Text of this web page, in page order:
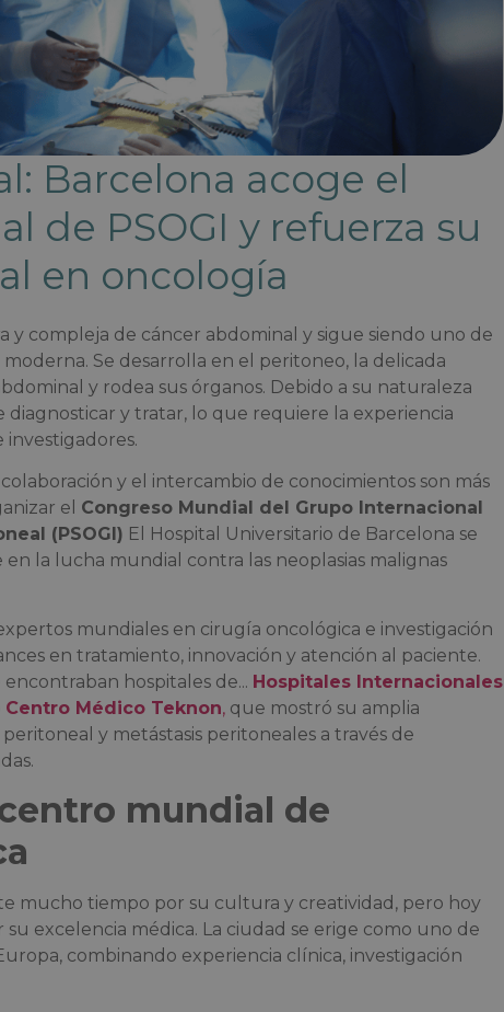
Barcelona acoge el
de PSOGI y refuerza su
en oncología
y compleja de cáncer abdominal y sigue siendo uno de
Se desarrolla en el peritoneo, la delicada
y rodea sus órganos. Debido a su naturaleza
diagnosticar y tratar, lo que requiere la experiencia
investigadores.
y el intercambio de conocimientos son más
el Congreso Mundial del Grupo Internacional
(PSOGI) El Hospital Universitario de Barcelona se
la lucha mundial contra las neoplasias malignas
mundiales en cirugía oncológica e investigación
en tratamiento, innovación y atención al paciente.
hospitales de... Hospitales Internacionales
Centro Médico Teknon, que mostró su amplia
y metástasis peritoneales a través de
mundial de
mucho tiempo por su cultura y creatividad, pero hoy
excelencia médica. La ciudad se erige como uno de
combinando experiencia clínica, investigación